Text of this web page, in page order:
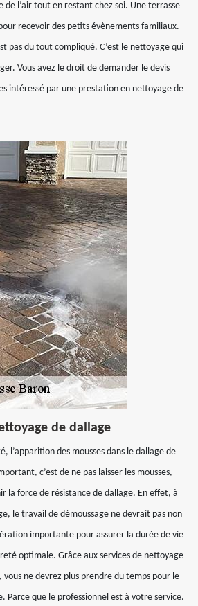
de l’air tout en restant chez soi. Une terrasse
recevoir des petits évènements familiaux.
pas du tout compliqué. C’est le nettoyage qui
Vous avez le droit de demander le devis
intéressé par une prestation en nettoyage de
de dallage
l’apparition des mousses dans le dallage de
c’est de ne pas laisser les mousses,
la force de résistance de dallage. En effet, à
le travail de démoussage ne devrait pas non
importante pour assurer la durée de vie
optimale. Grâce aux services de nettoyage
vous ne devrez plus prendre du temps pour le
Parce que le professionnel est à votre service.